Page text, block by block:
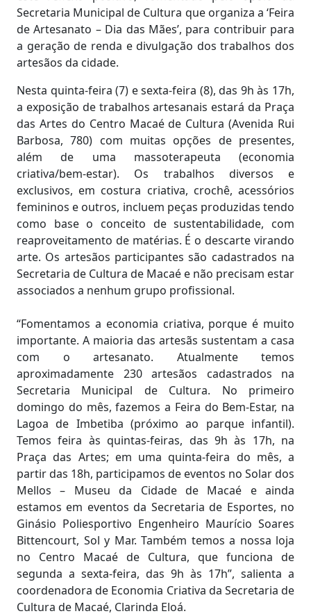
Secretaria Municipal de Cultura que organiza a ‘Feira
de Artesanato – Dia das Mães’, para contribuir para
a geração de renda e divulgação dos trabalhos dos
artesãos da cidade.
Nesta quinta-feira (7) e sexta-feira (8), das 9h às 17h,
a exposição de trabalhos artesanais estará da Praça
das Artes do Centro Macaé de Cultura (Avenida Rui
Barbosa, 780) com muitas opções de presentes,
além de uma massoterapeuta (economia
criativa/bem-estar). Os trabalhos diversos e
exclusivos, em costura criativa, crochê, acessórios
femininos e outros, incluem peças produzidas tendo
como base o conceito de sustentabilidade, com
reaproveitamento de matérias. É o descarte virando
arte. Os artesãos participantes são cadastrados na
Secretaria de Cultura de Macaé e não precisam estar
associados a nenhum grupo profissional.
“Fomentamos a economia criativa, porque é muito
importante. A maioria das artesãs sustentam a casa
com o artesanato. Atualmente temos
aproximadamente 230 artesãos cadastrados na
Secretaria Municipal de Cultura. No primeiro
domingo do mês, fazemos a Feira do Bem-Estar, na
Lagoa de Imbetiba (próximo ao parque infantil).
Temos feira às quintas-feiras, das 9h às 17h, na
Praça das Artes; em uma quinta-feira do mês, a
partir das 18h, participamos de eventos no Solar dos
Mellos – Museu da Cidade de Macaé e ainda
estamos em eventos da Secretaria de Esportes, no
Ginásio Poliesportivo Engenheiro Maurício Soares
Bittencourt, Sol y Mar. Também temos a nossa loja
no Centro Macaé de Cultura, que funciona de
segunda a sexta-feira, das 9h às 17h”, salienta a
coordenadora de Economia Criativa da Secretaria de
Cultura de Macaé, Clarinda Eloá.